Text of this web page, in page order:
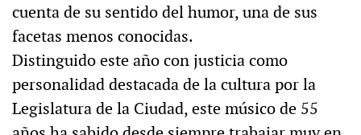
cuenta de su sentido del humor, una de sus
facetas menos conocidas.
Distinguido este año con justicia como
personalidad destacada de la cultura por la
Legislatura de la Ciudad, este músico de 55